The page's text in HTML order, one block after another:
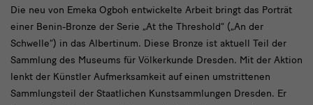
Die
neu
von
Emeka
Die neu von Emeka Ogboh entwickelte Arbeit bringt das Porträt
einer Benin-Bronze der Serie „At the Threshold“ („An der
Schwelle“) in das Albertinum. Diese Bronze ist aktuell Teil der
Sammlung des Museums für Völkerkunde Dresden. Mit der Aktion
lenkt der Künstler Aufmerksamkeit auf einen umstrittenen
Sammlungsteil der Staatlichen Kunstsammlungen Dresden. Er